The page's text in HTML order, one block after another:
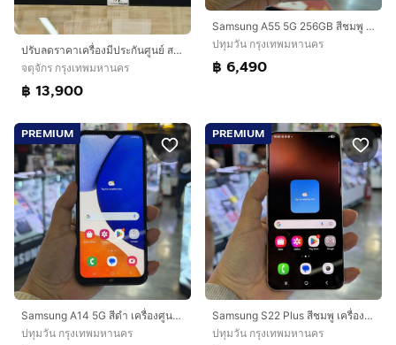
ปรับลดราคาเครื่องมีประกันศูนย์ สภาพสวยมากSamsung S25FE Ram8 Rom 128GB สีขาว
จตุจักร กรุงเทพมหานคร
฿ 13,900
Samsung A55 5G 256GB สีชมพู เครื่องศูนย์ สภาพสวยมากๆ จอ6.6นิ้ว แรม12รอม256 กล้อง50ล้าน(3ตัว)🔥🔥
ปทุมวัน กรุงเทพมหานคร
฿ 6,490
PREMIUM
Samsung A14 5G สีดำ เครื่องศูนย์ สภาพสวย จอ6.6นิ้ว แรม4รอม128 Dimensity700 กล้อง50ล้าน(3ตัว)🩷🩷
ปทุมวัน กรุงเทพมหานคร
PREMIUM
Samsung S22 Plus สีชมพู เครื่องศูนย์ สภาพสวยมาก จอ6.6นิ้ว แรม8รอม128 Snap8 Gen1 กล้อง50ล้าน(3ตัว)🔥🔥
ปทุมวัน กรุงเทพมหานคร